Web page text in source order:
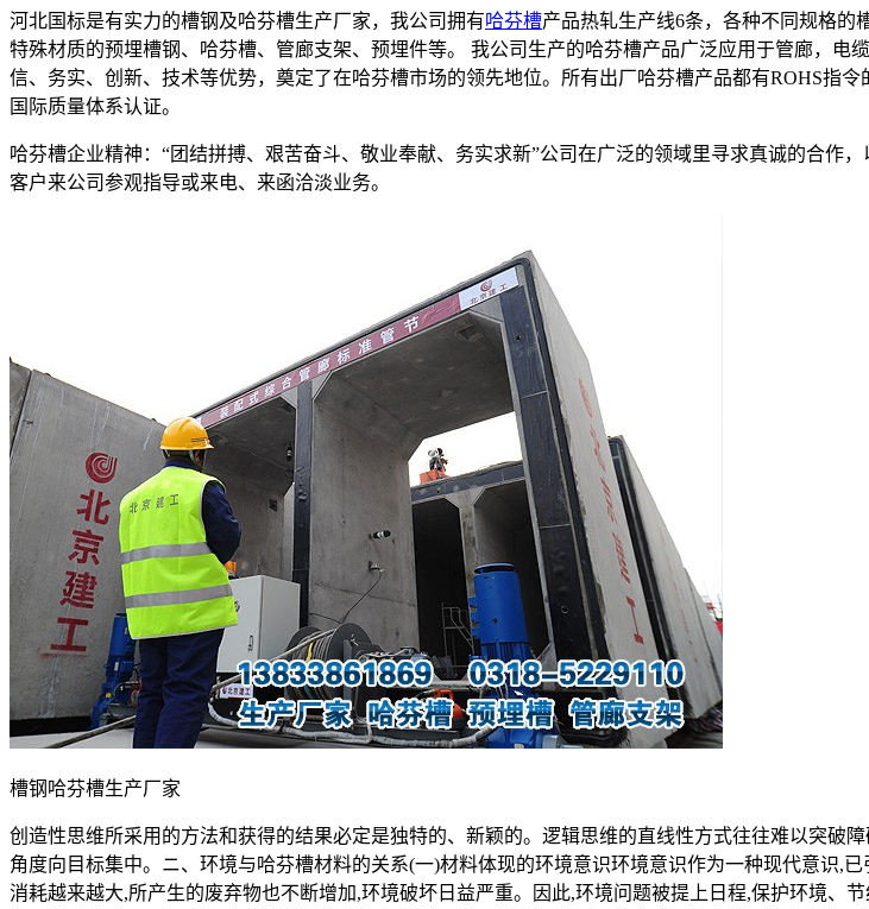
河北国标是有实力的槽钢及哈芬槽生产厂家，我公司拥有哈芬槽产品热轧生产线6条，各种不同规格的
特殊材质的预埋槽钢、哈芬槽、管廊支架、预埋件等。 我公司生产的哈芬槽产品广泛应用于管廊，
信、务实、创新、技术等优势，奠定了在哈芬槽市场的领先地位。所有出厂哈芬槽产品都有ROHS指
国际质量体系认证。
哈芬槽企业精神：“团结拼搏、艰苦奋斗、敬业奉献、务实求新”公司在广泛的领域里寻求真诚的合作
客户来公司参观指导或来电、来函洽淡业务。
槽钢哈芬槽生产厂家
创造性思维所采用的方法和获得的结果必定是独特的、新颖的。逻辑思维的直线性方式往往难以突破
角度向目标集中。ニ、环境与哈芬槽材料的关系(一)材料体现的环境意识环境意识作为一种现代意识,
消耗越来越大,所产生的废弃物也不断增加,环境破坏日益严重。因此,环境问题被提上日程,保护环境、节